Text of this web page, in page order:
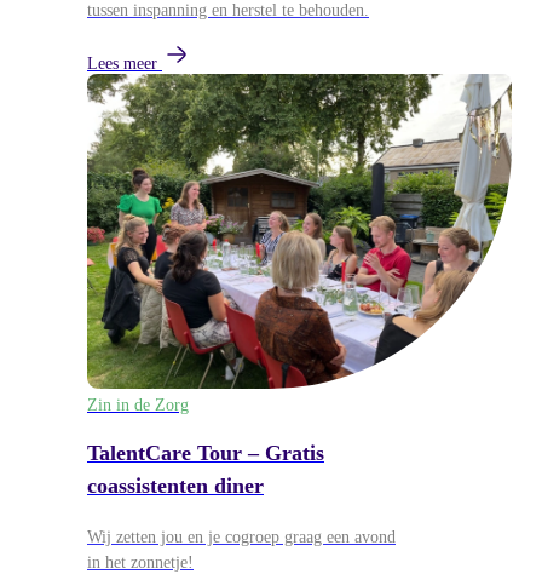
tussen inspanning en herstel te behouden.
Lees meer
Zin in de Zorg
TalentCare Tour – Gratis
coassistenten diner
Wij zetten jou en je cogroep graag een avond
in het zonnetje!